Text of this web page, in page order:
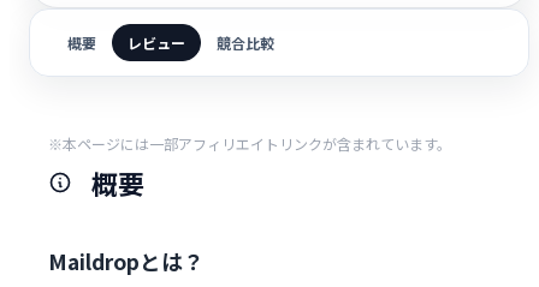
概要 レビュー 競合比較
※本ページには一部アフィリエイトリンクが含まれています。
概要
Maildropとは？